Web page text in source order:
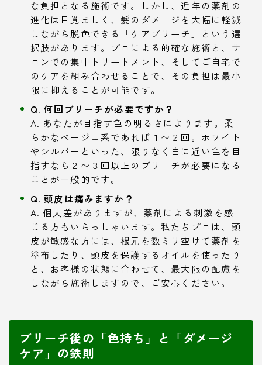
な負担となる施術です。しかし、近年の薬剤の
進化は目覚ましく、髪のダメージを大幅に軽減
しながら脱色できる「ケアブリーチ」という選
択肢があります。プロによる的確な施術と、サ
ロンでの集中トリートメント、そしてご自宅で
のケアを組み合わせることで、その負担は最小
限に抑えることが可能です。
Q. 何回ブリーチが必要ですか？
A. あなたが目指す色の明るさによります。柔
らかなベージュ系であれば１〜２回。ホワイト
やシルバーといった、限りなく白に近い色を目
指すなら２〜３回以上のブリーチが必要になる
ことが一般的です。
Q. 頭皮は痛みますか？
A. 個人差がありますが、薬剤による刺激を感
じる方もいらっしゃいます。私たちプロは、頭
皮が敏感な方には、根元を数ミリ空けて薬剤を
塗布したり、頭皮を保護するオイルを使ったり
と、お客様の状態に合わせて、最大限の配慮を
しながら施術しますので、ご安心ください。
ブリーチ後の「色持ち」と「ダメージ
ケア」の鉄則